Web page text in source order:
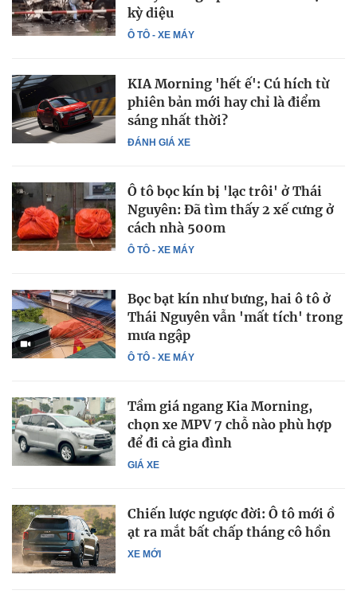
Ô TÔ - XE MÁY
kỳ diệu
ĐÁNH GIÁ XE
KIA Morning 'hết ế': Cú hích từ
phiên bản mới hay chỉ là điểm
sáng nhất thời?
Ô TÔ - XE MÁY
Ô tô bọc kín bị 'lạc trôi' ở Thái
Nguyên: Đã tìm thấy 2 xế cưng ở
cách nhà 500m
Ô TÔ - XE MÁY
Bọc bạt kín như bưng, hai ô tô ở
Thái Nguyên vẫn 'mất tích' trong
mưa ngập
GIÁ XE
Tầm giá ngang Kia Morning,
chọn xe MPV 7 chỗ nào phù hợp
để đi cả gia đình
XE MỚI
Chiến lược ngược đời: Ô tô mới ồ
ạt ra mắt bất chấp tháng cô hồn